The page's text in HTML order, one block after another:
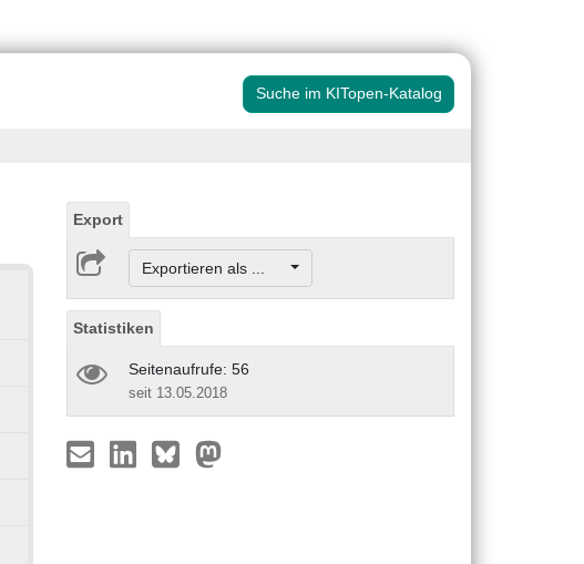
Suche im KITopen-Katalog
Export
Exportieren als ...
Statistiken
Seitenaufrufe: 56
seit 13.05.2018